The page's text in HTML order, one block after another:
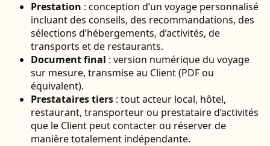
Prestation : conception d’un voyage personnalisé
incluant des conseils, des recommandations, des
sélections d’hébergements, d’activités, de
transports et de restaurants.
Document final : version numérique du voyage
sur mesure, transmise au Client (PDF ou
équivalent).
Prestataires tiers : tout acteur local, hôtel,
restaurant, transporteur ou prestataire d’activités
que le Client peut contacter ou réserver de
manière totalement indépendante.